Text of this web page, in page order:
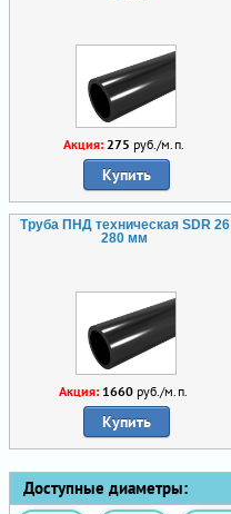
Акция: 275 руб./м.п.
Купить
Труба ПНД техническая SDR 26
280 мм
Акция: 1660 руб./м.п.
Купить
Доступные диаметры: